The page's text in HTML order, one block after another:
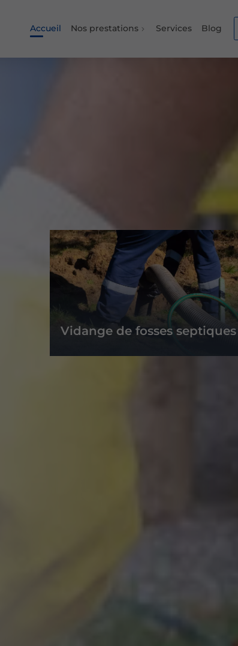
Accueil Nos prestations Services Blog
Vidange de fosses septiques